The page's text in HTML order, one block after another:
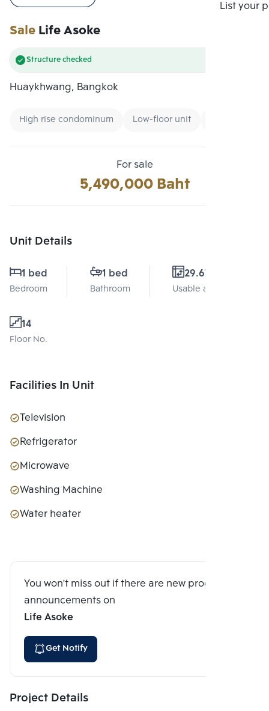
List your
SaleLife Asoke
Structure checked
Huaykhwang, Bangkok
High rise condominum Low-floor unit
For sale
5,490,000 Baht
Unit Details
1 bed
Bedroom
1 bed
Bathroom
29.67 Sq.m.
Usable area
14
Floor No.
Facilities In Unit
Television
Refrigerator
Microwave
Washing Machine
Water heater
You won't miss out if there are new program
announcements on
Life Asoke
Get Notify
Project Details